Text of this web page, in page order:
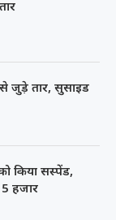
जुड़े तार, सुसाइड
किया सस्पेंड,
हजार